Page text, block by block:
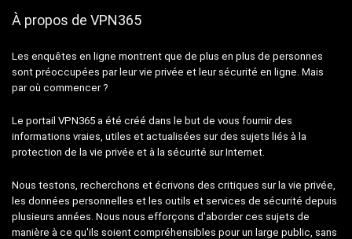
À propos de VPN365
Les enquêtes en ligne montrent que de plus en plus de personnes
sont préoccupées par leur vie privée et leur sécurité en ligne. Mais
par où commencer ?
Le portail VPN365 a été créé dans le but de vous fournir des
informations vraies, utiles et actualisées sur des sujets liés à la
protection de la vie privée et à la sécurité sur Internet.
Nous testons, recherchons et écrivons des critiques sur la vie privée,
les données personnelles et les outils et services de sécurité depuis
plusieurs années. Nous nous efforçons d'aborder ces sujets de
manière à ce qu'ils soient compréhensibles pour un large public, sans